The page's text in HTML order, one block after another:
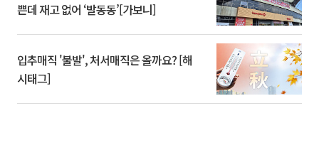
쁜데 재고 없어 ‘발동동’[가보니]
입추매직 '불발', 처서매직은 올까요? [해
시태그]